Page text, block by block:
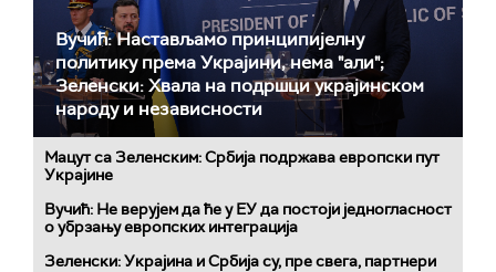
Вучић: Настављамо принципијелну
политику према Украјини, нема "али";
Зеленски: Хвала на подршци украјинском
народу и независности
Мацут са Зеленским: Србија подржава европски пут
Украјине
Вучић: Не верујем да ће у ЕУ да постоји једногласност
о убрзању европских интеграција
Зеленски: Украјина и Србија су, пре свега, партнери